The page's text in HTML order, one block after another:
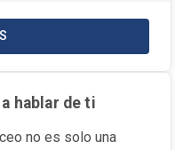
LA NOTICIA BUCEO
hablar de ti
no es solo una